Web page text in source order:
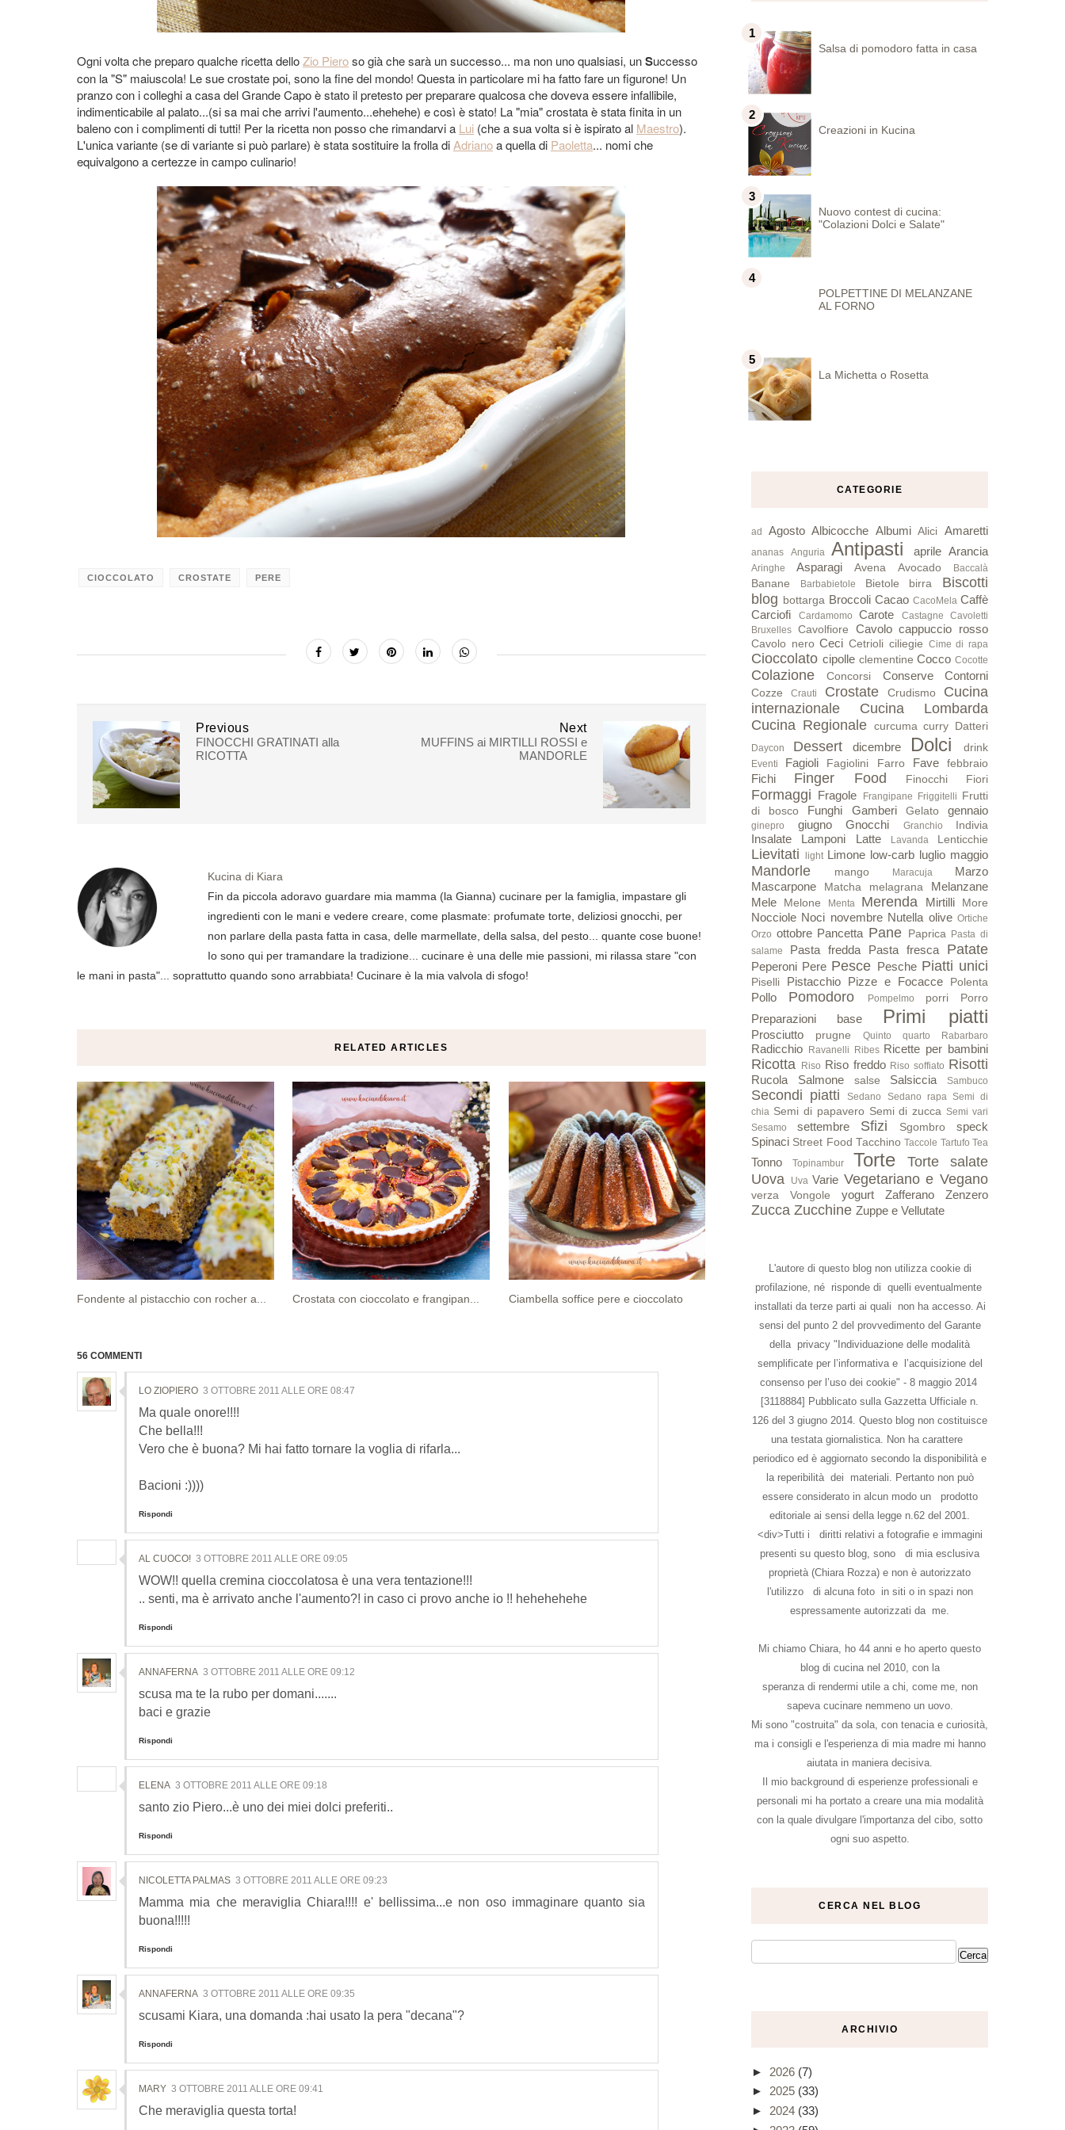
Ogni volta che preparo qualche ricetta delloZio Pieroso già che sarà un successo... ma non uno qualsiasi, unSuccesso
con la "S" maiuscola! Le sue crostate poi, sono la fine del mondo! Questa in particolare mi ha fatto fare un figurone! Un
pranzo con i colleghi a casa del Grande Capo è stato il pretesto per preparare qualcosa che doveva essere infallibile,
indimenticabile al palato...(si sa mai che arrivi l'aumento...ehehehe) e così è stato! La "mia" crostata è stata finita in un
baleno con i complimenti di tutti! Per la ricetta non posso che rimandarvi a Lui (che a sua volta si è ispirato al Maestro).
L'unica variante (se di variante si può parlare) è stata sostituire la frolla di Adrianoa quella di Paoletta... nomi che
equivalgono a certezze in campo culinario!
CIOCCOLATO CROSTATE PERE
Next
MUFFINS ai MIRTILLI ROSSI e
MANDORLE
Previous
FINOCCHI GRATINATI alla
RICOTTA
Kucina di Kiara
Fin da piccola adoravo guardare mia mamma (la Gianna) cucinare per la famiglia, impastare gli
ingredienti con le mani e vedere creare, come plasmate: profumate torte, deliziosi gnocchi, per
non parlare della pasta fatta in casa, delle marmellate, della salsa, del pesto... quante cose buone!
Io sono qui per tramandare la tradizione... cucinare è una delle mie passioni, mi rilassa stare "con
le mani in pasta"... soprattutto quando sono arrabbiata! Cucinare è la mia valvola di sfogo!
RELATED ARTICLES
Fondente al pistacchio con rocher a... Crostata con cioccolato e frangipan... Ciambella soffice pere e cioccolato
56 COMMENTI
LO ZIOPIERO 3 OTTOBRE 2011 ALLE ORE 08:47
Ma quale onore!!!!
Che bella!!!
Vero che è buona? Mi hai fatto tornare la voglia di rifarla...
Bacioni :))))
Rispondi
AL CUOCO! 3 OTTOBRE 2011 ALLE ORE 09:05
WOW!! quella cremina cioccolatosa è una vera tentazione!!!
.. senti, ma è arrivato anche l'aumento?! in caso ci provo anche io !! hehehehehe
Rispondi
ANNAFERNA 3 OTTOBRE 2011 ALLE ORE 09:12
scusa ma te la rubo per domani.......
baci e grazie
Rispondi
ELENA 3 OTTOBRE 2011 ALLE ORE 09:18
santo zio Piero...è uno dei miei dolci preferiti..
Rispondi
NICOLETTA PALMAS 3 OTTOBRE 2011 ALLE ORE 09:23
Mamma mia che meraviglia Chiara!!!! e' bellissima...e non oso immaginare quanto sia
buona!!!!!
Rispondi
ANNAFERNA 3 OTTOBRE 2011 ALLE ORE 09:35
scusami Kiara, una domanda :hai usato la pera "decana"?
Rispondi
MARY 3 OTTOBRE 2011 ALLE ORE 09:41
Che meraviglia questa torta!
Salsa di pomodoro fatta in casa
Creazioni in Kucina
Nuovo contest di cucina:
"Colazioni Dolci e Salate"
POLPETTINE DI MELANZANE
AL FORNO
La Michetta o Rosetta
CATEGORIE
ad Agosto Albicocche Albumi Alici Amaretti
ananas Anguria Antipasti aprile Arancia
Aringhe Asparagi Avena Avocado Baccalà
Banane Barbabietole Bietole birra
Biscotti
blog bottarga Broccoli Cacao CacoMela Caffè
Carciofi
Cardamomo Carote Castagne
Cavoletti
Bruxelles Cavolfiore Cavolo cappuccio rosso
Cavolo nero Ceci Cetrioli ciliegie Cime di rapa
Cioccolato cipolle clementine Cocco Cocotte
Colazione Concorsi Conserve Contorni
Cozze Crauti Crostate Crudismo
Cucina
internazionale
Cucina Lombarda
Cucina Regionale
curcuma curry Datteri
Daycon Dessert dicembre Dolci drink
Eventi Fagioli Fagiolini Farro Fave febbraio
Fichi Finger Food Finocchi Fiori
Formaggi Fragole Frangipane Friggitelli Frutti
di bosco
Funghi Gamberi Gelato gennaio
ginepro giugno Gnocchi Granchio Indivia
Insalate Lamponi Latte Lavanda Lenticchie
Lievitati light Limone low-carb luglio maggio
Mandorle mango Maracuja
Marzo
Mascarpone
Matcha melagrana
Melanzane
Mele
Melone Menta Merenda Mirtilli More
Nocciole Noci novembre Nutella olive Ortiche
Orzo ottobre Pancetta Pane Paprica Pasta di
salame
Pasta fredda Pasta fresca Patate
Peperoni Pere Pesce Pesche Piatti unici
Piselli Pistacchio Pizze e Focacce Polenta
Pollo Pomodoro Pompelmo porri Porro
Preparazioni base Primi piatti
Prosciutto prugne Quinto quarto Rabarbaro
Radicchio Ravanelli Ribes Ricette per bambini
Ricotta Riso Riso freddo Riso soffiato Risotti
Rucola Salmone salse Salsiccia Sambuco
Secondi piatti Sedano Sedano rapa Semi di
chia Semi di papavero Semi di zucca Semi vari
Sesamo
settembre Sfizi Sgombro
speck
Spinaci Street Food Tacchino Taccole Tartufo Tea
Tonno Topinambur Torte
Torte salate
Uova
Uva Varie Vegetariano e Vegano
verza Vongole yogurt Zafferano Zenzero
Zucca Zucchine Zuppe e Vellutate
L'autore di questo blog non utilizza cookie di
profilazione, né risponde di quelli eventualmente
installati da terze parti ai quali non ha accesso. Ai
sensi del punto 2 del provvedimento del Garante
della privacy "Individuazione delle modalità
semplificate per l’informativa e l’acquisizione del
consenso per l’uso dei cookie" - 8 maggio 2014
[3118884] Pubblicato sulla Gazzetta Ufficiale n.
126 del 3 giugno 2014. Questo blog non costituisce
una testata giornalistica. Non ha carattere
periodico ed è aggiornato secondo la disponibilità e
la reperibilità dei materiali. Pertanto non può
essere considerato in alcun modo un prodotto
editoriale ai sensi della legge n.62 del 2001.
<div>Tutti i diritti relativi a fotografie e immagini
presenti su questo blog, sono di mia esclusiva
proprietà (Chiara Rozza) e non è autorizzato
l'utilizzo di alcuna foto in siti o in spazi non
espressamente autorizzati da me.
Mi chiamo Chiara, ho 44 anni e ho aperto questo
blog di cucina nel 2010, con la
speranza di rendermi utile a chi, come me, non
sapeva cucinare nemmeno un uovo.
Mi sono "costruita" da sola, con tenacia e curiosità,
ma i consigli e l'esperienza di mia madre mi hanno
aiutata in maniera decisiva.
Il mio background di esperienze professionali e
personali mi ha portato a creare una mia modalità
con la quale divulgare l'importanza del cibo, sotto
ogni suo aspetto.
CERCA NEL BLOG
ARCHIVIO
► 2026 (7)
► 2025 (33)
► 2024 (33)